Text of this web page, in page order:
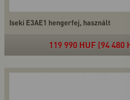
Iseki E3AE1 hengerfej, használt
119 990 HUF (94 480